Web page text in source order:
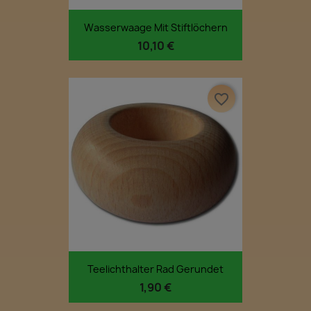
Wasserwaage Mit Stiftlöchern
10,10 €
Teelichthalter Rad Gerundet
1,90 €
favorite_border